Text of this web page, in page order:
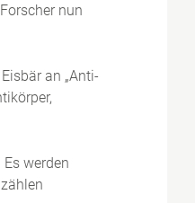
nun
an „Anti-
werden